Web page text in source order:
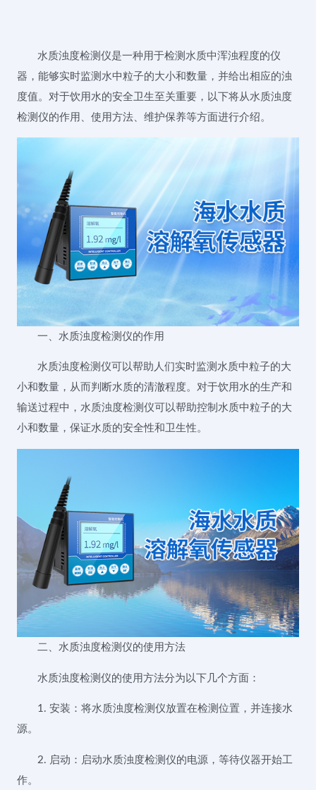
水质浊度检测仪是一种用于检测水质中浑浊程度的仪
器，能够实时监测水中粒子的大小和数量，并给出相应的浊
度值。对于饮用水的安全卫生至关重要，以下将从水质浊度
检测仪的作用、使用方法、维护保养等方面进行介绍。
一、水质浊度检测仪的作用
水质浊度检测仪可以帮助人们实时监测水质中粒子的大
小和数量，从而判断水质的清澈程度。对于饮用水的生产和
输送过程中，水质浊度检测仪可以帮助控制水质中粒子的大
小和数量，保证水质的安全性和卫生性。
二、水质浊度检测仪的使用方法
水质浊度检测仪的使用方法分为以下几个方面：
1. 安装：将水质浊度检测仪放置在检测位置，并连接水
源。
2. 启动：启动水质浊度检测仪的电源，等待仪器开始工
作。